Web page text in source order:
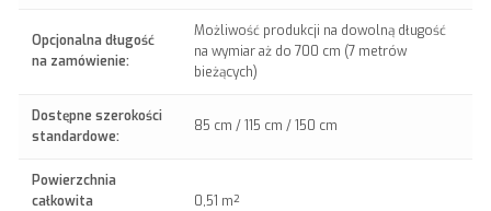
Opcjonalna długość
na zamówienie:
Możliwość produkcji na dowolną długość
na wymiar aż do 700 cm (7 metrów
bieżących)
Dostępne szerokości
standardowe:
85 cm / 115 cm / 150 cm
Powierzchnia
całkowita
0,51 m²